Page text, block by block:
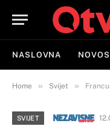
NASLOVNA
Home » Svijet » Francuska
SVIJET